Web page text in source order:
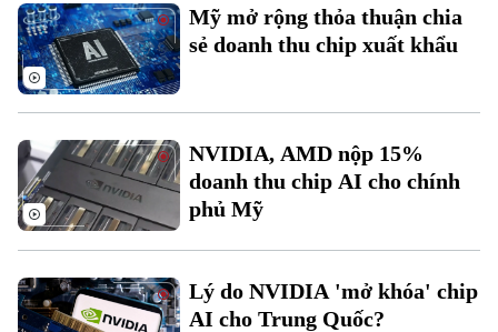
Theo dõi Hà Nội On
Mỹ mở rộng thỏa thuận chia
sẻ doanh thu chip xuất khẩu
NVIDIA, AMD nộp 15%
doanh thu chip AI cho chính
phủ Mỹ
Lý do NVIDIA 'mở khóa' chip
AI cho Trung Quốc?